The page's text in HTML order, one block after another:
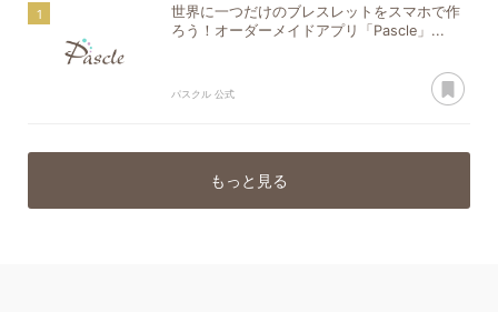
世界に一つだけのブレスレットをスマホで作
ろう！オーダーメイドアプリ「Pascle」...
パスクル 公式
もっと見る